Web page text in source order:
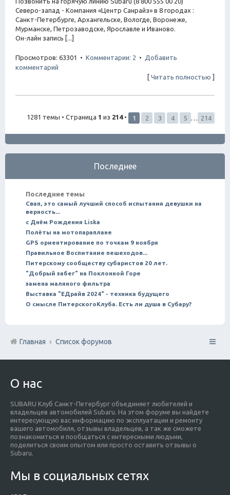
Северо-запад - Компания «Центр Санрайз» в 8 городах :
Санкт-Петербурге, Архангельске, Вологде, Воронеже,
Мурманске, Петрозаводске, Ярославле и Иваново.
Он-лайн запись [...]
Просмотров: 63301 • Комментарии: 2 •
Добавить
комментарий
[ Читать полностью ]
1281 темы • Страница 1 из 214• 1 2 3 4 5 214
Последнее
Последние темы
Свап, это самый лучший способ испытания девушки на
верность...
с Днём Рождения Liska
Полёты на мотопараплане
GPS ориентирование по точкам 9 ноября
Правильное Воспитание пешеходов...
Питерскому сообществу субаристов 20 лет.
"Добрый забег" на Поклонной Горе
замена маляного фильтра
Выставка "ЕДрайв 2024" - техника будущего
О смысле ПитерскогоКлуба. Есть ли душа в Субару?
Главная Список форумов
О нас
SUBARU Клуб Санкт-Петербург объединяет любителей и
владельцев автомобилей Subaru. На этом форуме вы найдете
интересующую вас информацию по эксплуатации и ремонту
вашего автомобиля, отзывы владельцев, а так же сможете
познакомиться и пообщаться с интересными людьми,
поделиться своим опытом или просто оставить отзывы о
Subaru.
Мы в социальных сетях